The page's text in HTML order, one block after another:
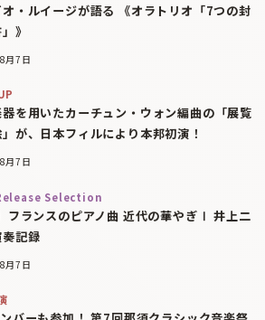
オ・ルイージが語る 《オラトリオ「7つの封
》
月7日
を用いたカーチュン・ウォン編曲の「展覧
が、日本フィルにより本邦初演！
月7日
Selection
フランスのピアノ曲 近代の華やぎⅠ 井上二
記録
月7日